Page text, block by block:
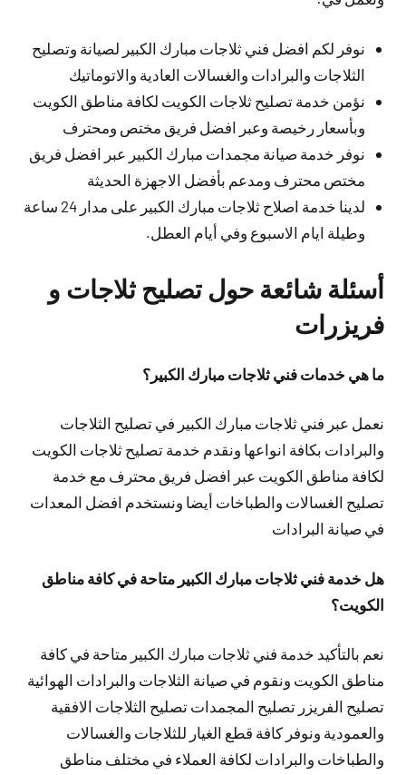
نوفر لكم افضل فني ثلاجات مبارك الكبير لصيانة وتصليح
الثلاجات والبرادات والغسالات العادية والاتوماتيك
نؤمن خدمة تصليح ثلاجات الكويت لكافة مناطق الكويت
وبأسعار رخيصة وعبر افضل فريق مختص ومحترف
نوفر خدمة صيانة مجمدات مبارك الكبير عبر افضل فريق
مختص محترف ومدعم بأفضل الاجهزة الحديثة
لدينا خدمة اصلاح ثلاجات مبارك الكبير على مدار 24 ساعة
وطيلة ايام الاسبوع وفي أيام العطل.
أسئلة شائعة حول تصليح ثلاجات و
فريزرات
ما هي خدمات فني ثلاجات مبارك الكبير؟
نعمل عبر فني ثلاجات مبارك الكبير في تصليح الثلاجات
والبرادات بكافة انواعها ونقدم خدمة تصليح ثلاجات الكويت
لكافة مناطق الكويت عبر افضل فريق محترف مع خدمة
تصليح الغسالات والطباخات أيضا ونستخدم افضل المعدات
في صيانة البرادات
هل خدمة فني ثلاجات مبارك الكبير متاحة في كافة مناطق
الكويت؟
نعم بالتأكيد خدمة فني ثلاجات مبارك الكبير متاحة في كافة
مناطق الكويت ونقوم في صيانة الثلاجات والبرادات الهوائية
تصليح الفريزر تصليح المجمدات تصليح الثلاجات الافقية
والعمودية ونوفر كافة قطع الغيار للثلاجات والغسالات
والطباخات والبرادات لكافة العملاء في مختلف مناطق